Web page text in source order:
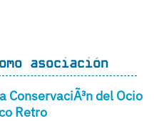
asociación
ConservaciÃ³n del Ocio
Retro